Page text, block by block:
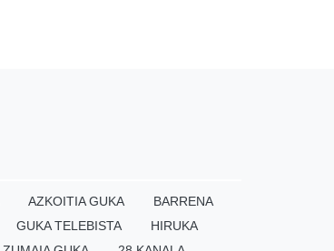
AZKOITIA GUKA
BARRENA
GUKA TELEBISTA
HIRUKA